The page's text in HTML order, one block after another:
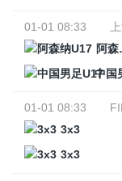
01-01 08:33
阿森纳U17
中国
01-01 08:33
3x3
3x3